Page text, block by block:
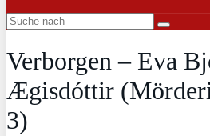
Verborgen – Eva
Ægisdóttir
3)